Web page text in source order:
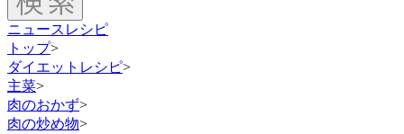
ニュース レシピ
トップ>
ダイエットレシピ>
主菜>
肉のおかず>
肉の炒め物>